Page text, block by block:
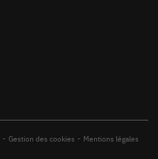
- Gestion des cookies - Mentions légales